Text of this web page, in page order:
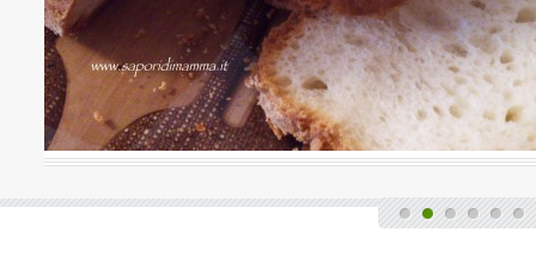
quindi finita la fatica del lavoro settimanale
di casa, mi dedico alla mia grande passione.
un panbrioche salutare per la ...